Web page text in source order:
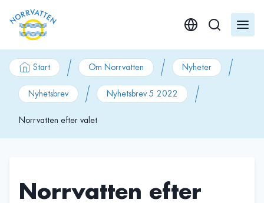
Start Om Norrvatten Nyheter
Nyhetsbrev Nyhetsbrev 5 2022
Norrvatten efter valet
Norrvatten efter